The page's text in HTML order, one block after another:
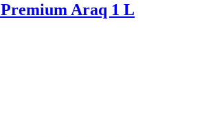
Araq 1 L